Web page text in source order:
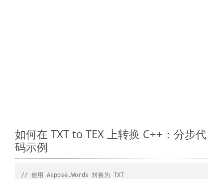
如何在 TXT to TEX 上转换 C++：分步代
码示例
// 使用 Aspose.Words 转换为 TXT